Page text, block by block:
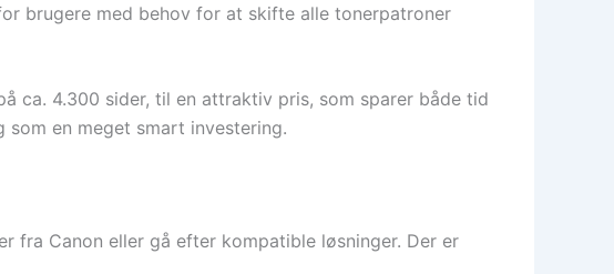
brugere med behov for at skifte alle tonerpatroner
ca. 4.300 sider, til en attraktiv pris, som sparer både tid
en meget smart investering.
fra Canon eller gå efter kompatible løsninger. Der er